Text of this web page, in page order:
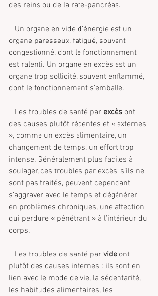
des reins ou de la rate-pancréas.
organe paresseux, fatigué, souvent
congestionné, dont le fonctionnement
est ralenti. Un organe en excès est un
organe trop sollicité, souvent enflammé,
dont le fonctionnement s’emballe.
   Les troubles de santé par
excès ont
des causes plutôt récentes et « externes
», comme un excès alimentaire, un
changement de temps, un effort trop
intense. Généralement plus faciles à
soulager, ces troubles par excès, s’ils ne
sont pas traités, peuvent cependant
s’aggraver avec le temps et dégénérer
en problèmes chroniques, une affection
qui perdure « pénétrant » à l’intérieur du
corps.
   Les troubles de santé par
vide ont
plutôt des causes internes : ils sont en
lien avec le mode de vie, la sédentarité,
les habitudes alimentaires, les